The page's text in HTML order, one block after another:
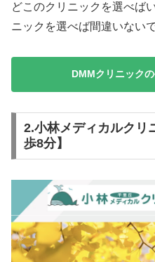
どこのクリニックを選べば
ニックを選べば間違いない
DMMクリニック
2.小林メディカルクリ
歩8分】